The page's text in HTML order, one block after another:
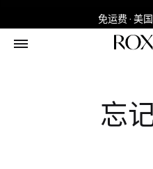
免运费 · 美
忘